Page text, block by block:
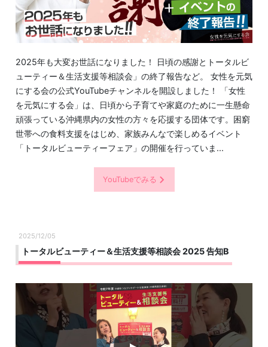
2025年も大変お世話になりました！ 日頃の感謝とトータルビ
ューティー＆生活支援等相談会」の終了報告など。 女性を元気
にする会の公式YouTubeチャンネルを開設しました！ 「女性
を元気にする会」は、日頃から子育てや家庭のために一生懸命
頑張っている沖縄県内の女性の方々を応援する団体です。困窮
世帯への食料支援をはじめ、家族みんなで楽しめるイベント
「トータルビューティーフェア」の開催を行っていま...
YouTubeでみる
2025/12/05
トータルビューティー＆生活支援等相談会 2025 告知B